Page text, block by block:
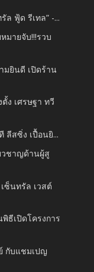
ล ฟู้ด รีเทล” -...
มายจับ!!!รวบ
มยินดี เปิดร้าน
ง เศรษฐา ทวี
ลีสซิ่ง เปื้อนยิ...
วชาญด้านผู้สู
ซ็นทรัล เวสต์
ธีเปิดโครงการ
กับแชมเปญ